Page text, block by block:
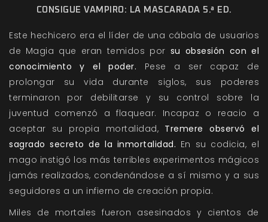
CONSIGUE VAMPIRO: LA MASCARADA 5.ª ED.
Este hechicero era el líder de una cábala de usuarios
de Magia que eran temidos por su obsesión con el
conocimiento y el poder. Pese a ser capaz de
prolongar su vida durante siglos, sus poderes
terminaron por debilitarse y su control sobre la
juventud comenzó a flaquear. Incapaz o reacio a
aceptar su propia mortalidad, Tremere observó el
sagrado secreto de la inmortalidad. En su codicia, el
mago instigó los más terribles experimentos mágicos
jamás realizados, condenándose a sí mismo y a sus
seguidores a un infierno de creación propia.
Miles de mortales fueron asesinados y cientos de